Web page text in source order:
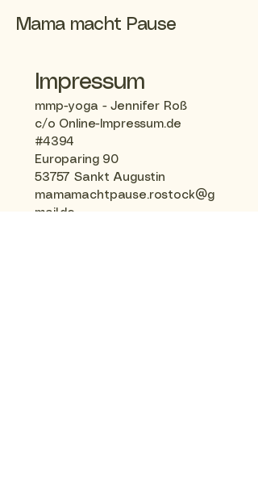
Mama macht Pause
Impressum
mmp-yoga - Jennifer Roß
c/o Online-Impressum.de
#4394
Europaring 90
53757 Sankt Augustin
mamamachtpause.rostock@g
mail.de